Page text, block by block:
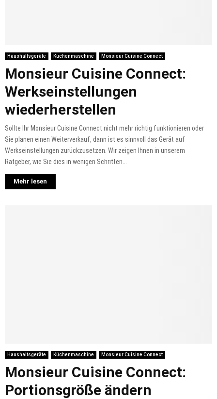
Haushaltsgeräte Küchenmaschine Monsieur Cuisine Connect
Monsieur Cuisine Connect:
Werkseinstellungen
wiederherstellen
Sollte Ihr Monsieur Cuisine Connect nicht mehr richtig funktionieren oder
Sie planen einen Weiterverkauf, dann ist es sinnvoll das Gerät auf
Werkseinstellungen zurückzusetzen. Wir zeigen Ihnen in unserem
Ratgeber, wie Sie dies in wenigen Schritten...
Mehr lesen
Haushaltsgeräte Küchenmaschine Monsieur Cuisine Connect
Monsieur Cuisine Connect:
Portionsgröße ändern